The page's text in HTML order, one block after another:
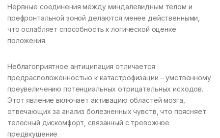
Нервные соединения между миндалевидным телом и
префронтальной зоной делаются менее действенными,
что ослабляет способность к логической оценке
положения.
Неблагоприятное антиципация отличается
предрасположенностью к катастрофизации – умственному
преувеличению потенциальных отрицательных исходов.
Этот явление включает активацию областей мозга,
отвечающих за анализ болезненных чувств, что поясняет
телесный дискомфорт, связанный с тревожное
предвкушение.